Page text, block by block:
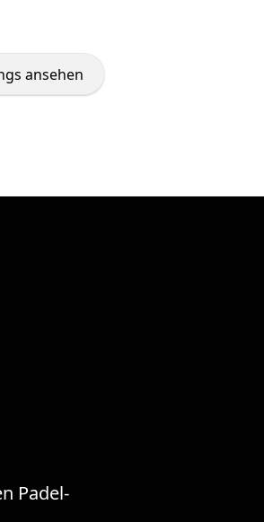
ansehen
Padel-